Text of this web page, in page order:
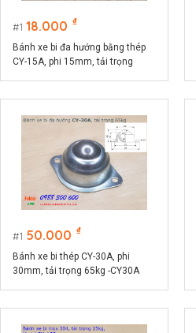
1 18.000 ₫
Bánh xe bi đa hướng bằng thép
CY-15A, phi 15mm, tải trọng
1 50.000 ₫
Bánh xe bi thép CY-30A, phi
30mm, tải trọng 65kg -CY30A